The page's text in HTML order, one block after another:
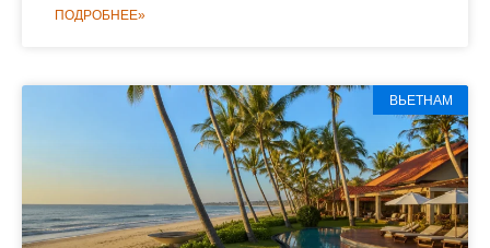
ПОДРОБНЕЕ»
ВЬЕТНАМ